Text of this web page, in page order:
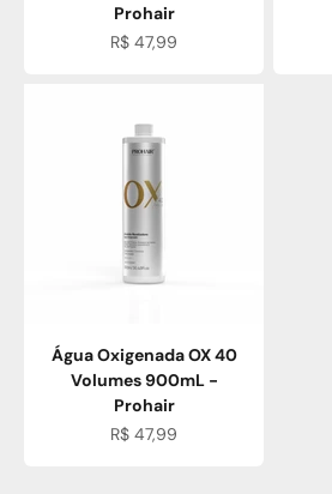
Prohair
Preço promocional
R$ 47,99
Água Oxigenada OX 40
Volumes 900mL -
Prohair
Preço promocional
R$ 47,99